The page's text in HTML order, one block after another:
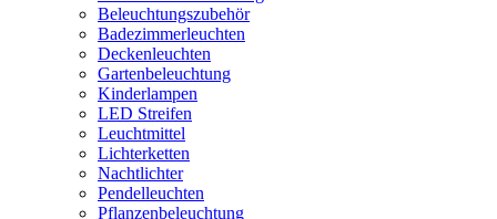
Beleuchtungszubehör
Badezimmerleuchten
Deckenleuchten
Gartenbeleuchtung
Kinderlampen
LED Streifen
Leuchtmittel
Lichterketten
Nachtlichter
Pendelleuchten
Pflanzenbeleuchtung